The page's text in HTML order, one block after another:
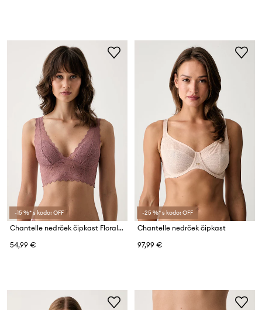
-15 %* s kodo: OFF
Chantelle nedrček čipkast Floral Touch
54,99 €
-25 %* s kodo: OFF
Chantelle nedrček čipkast
97,99 €